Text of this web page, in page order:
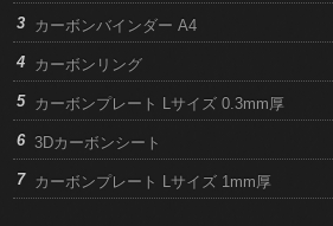
カーボンバインダー A4
カーボンリング
カーボンプレート Lサイズ 0.3mm厚
3Dカーボンシート
カーボンプレート Lサイズ 1mm厚